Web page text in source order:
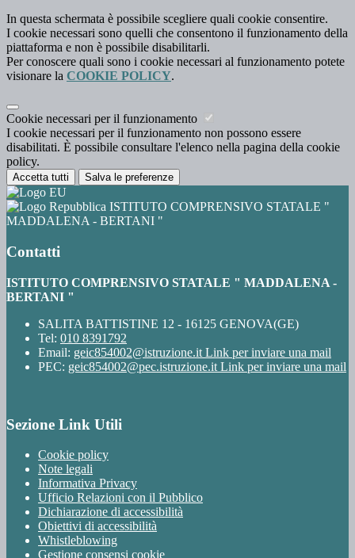
In questa schermata è possibile scegliere quali cookie consentire.
I cookie necessari sono quelli che consentono il funzionamento della
piattaforma e non è possibile disabilitarli.
Per conoscere quali sono i cookie necessari al funzionamento potete
visionare la COOKIE POLICY.
Cookie necessari per il funzionamento
I cookie necessari per il funzionamento non possono essere
disabilitati. È possibile consultare l'elenco nella pagina della cookie
policy.
Accetta tutti Salva le preferenze
ISTITUTO COMPRENSIVO STATALE "
MADDALENA - BERTANI "
Contatti
ISTITUTO COMPRENSIVO STATALE " MADDALENA -
BERTANI "
SALITA BATTISTINE 12 - 16125 GENOVA(GE)
Tel: 010 8391792
Email: geic854002@istruzione.it Link per inviare una mail
PEC: geic854002@pec.istruzione.it Link per inviare una mail
Sezione Link Utili
Cookie policy
Note legali
Informativa Privacy
Ufficio Relazioni con il Pubblico
Dichiarazione di accessibilità
Obiettivi di accessibilità
Whistleblowing
Gestione consensi cookie